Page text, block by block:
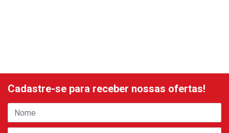
Cadastre-se para receber nossas ofertas!